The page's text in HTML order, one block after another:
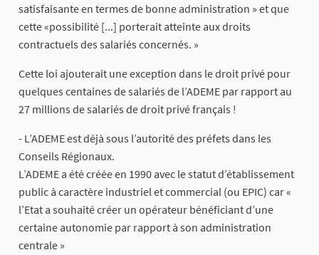
satisfaisante en termes de bonne administration » et que
cette «possibilité [...] porterait atteinte aux droits
contractuels des salariés concernés. »
Cette loi ajouterait une exception dans le droit privé pour
quelques centaines de salariés de l’ADEME par rapport au
27 millions de salariés de droit privé français !
- L’ADEME est déjà sous l’autorité des préfets dans les
Conseils Régionaux.
L’ADEME a été créée en 1990 avec le statut d’établissement
public à caractère industriel et commercial (ou EPIC) car «
l’Etat a souhaité créer un opérateur bénéficiant d’une
certaine autonomie par rapport à son administration
centrale »